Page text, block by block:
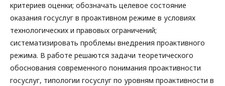
критериев оценки; обозначать целевое состояние
оказания госуслуг в проактивном режиме в условиях
технологических и правовых ограничений;
систематизировать проблемы внедрения проактивного
режима. В работе решаются задачи теоретического
обоснования современного понимания проактивности
госуслуг, типологии госуслуг по уровням проактивности в